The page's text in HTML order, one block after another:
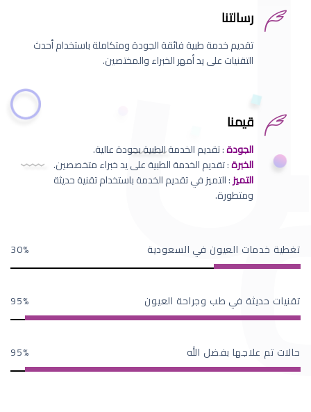
رسالتنا
تقديم خدمة طبية فائقة الجودة ومتكاملة باستخدام أحدث
التقنيات على يد أمهر الخبراء والمختصين.
قيمنا
الجودة: تقديم الخدمة الطبية بجودة عالية.
الخبرة: تقديم الخدمة الطبية على يد خبراء متخصصين.
التميز: التميز في تقديم الخدمة باستخدام تقنية حديثة
ومتطورة.
تغطية خدمات العيون في السعودية 30
تقنيات حديثة في طب وجراحة العيون 95
حالات تم علاجها بفضل الله 95